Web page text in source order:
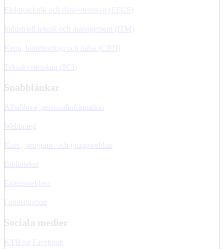
Elektroteknik och datavetenskap (EECS)
Industriell teknik och management (ITM)
Kemi, bioteknologi och hälsa (CBH)
Teknikvetenskap (SCI)
Snabblänkar
AlbaNova, personalinformation
Webbmejl
Kurs-, program- och gruppwebbar
Biblioteket
Externwebben
I nödsituation
Sociala medier
KTH på Facebook